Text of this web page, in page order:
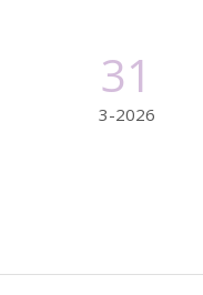
31
3-2026